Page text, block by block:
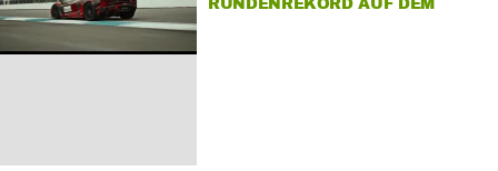
RUNDENREKORD AUF DEM